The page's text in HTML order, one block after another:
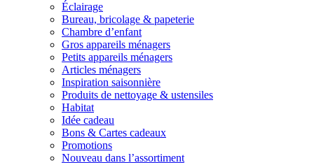
Éclairage
Bureau, bricolage & papeterie
Chambre d’enfant
Gros appareils ménagers
Petits appareils ménagers
Articles ménagers
Inspiration saisonnière
Produits de nettoyage & ustensiles
Habitat
Idée cadeau
Bons & Cartes cadeaux
Promotions
Nouveau dans l’assortiment